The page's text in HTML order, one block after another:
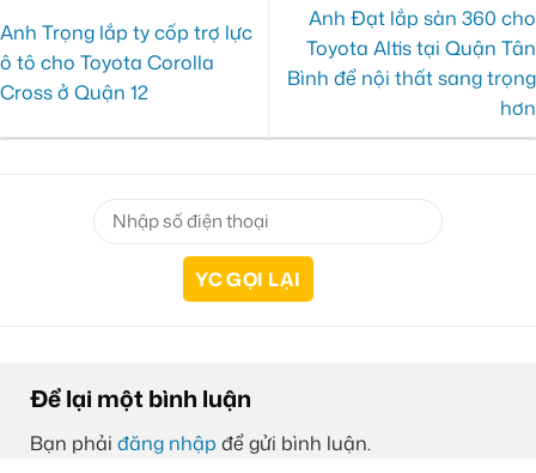
Anh Trọng lắp ty cốp trợ lực
ô tô cho Toyota Corolla
Cross ở Quận 12
Anh Đạt lắp sàn 360 cho
Toyota Altis tại Quận Tân
Bình để nội thất sang trọng
hơn
Để lại một bình luận
Bạn phải đăng nhập để gửi bình luận.